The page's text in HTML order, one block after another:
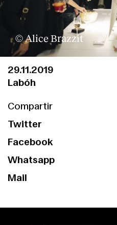
© Alice Brazzit
29.11.2019
Labóh
Compartir
Twitter
Facebook
Whatsapp
Mail